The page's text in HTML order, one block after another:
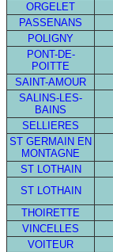
ORGELET
PASSENANS
POLIGNY
PONT-DE-
POITTE
SAINT-AMOUR
SALINS-LES-
BAINS
SELLIERES
ST GERMAIN EN
MONTAGNE
ST LOTHAIN
ST LOTHAIN
THOIRETTE
VINCELLES
VOITEUR